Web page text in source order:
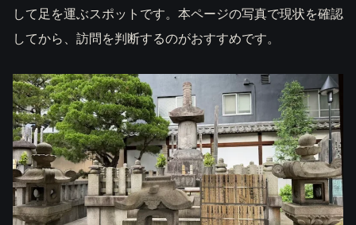
して足を運ぶスポットです。本ページの写真で現状を確認
してから、訪問を判断するのがおすすめです。